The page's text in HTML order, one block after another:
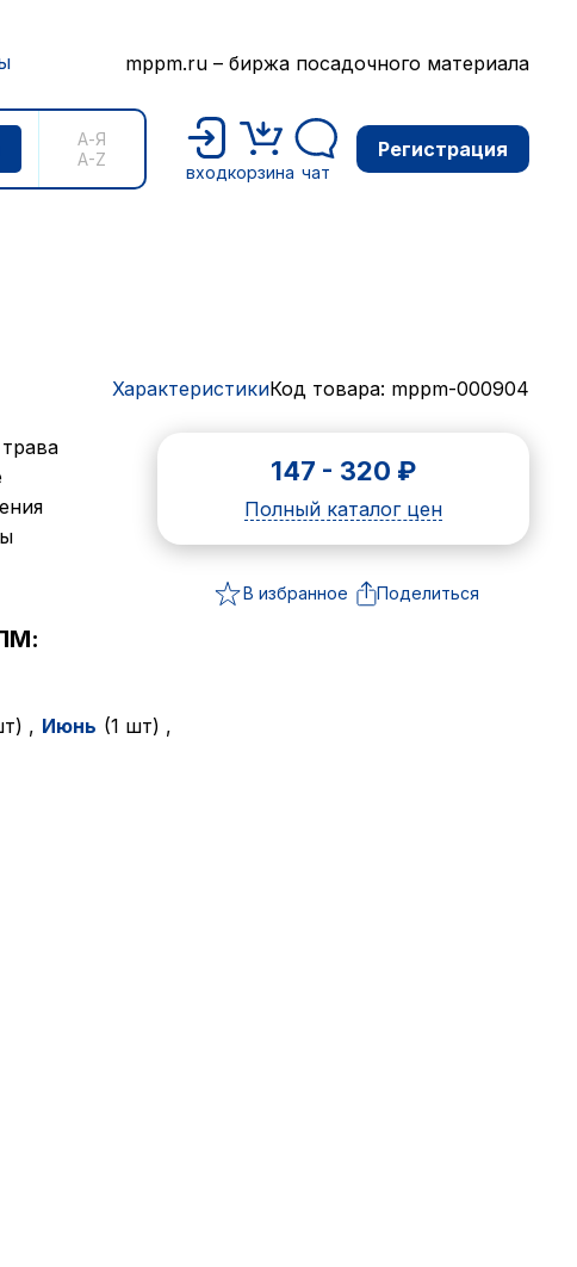
mppm.ru – биржа посадочного материала
А-Я
A-Z
входкорзина чат
Регистрация
ХарактеристикиКод товара: mppm-000904
147 - 320 ₽
Полный каталог цен
В избранное Поделиться
, Июнь (1 шт) ,